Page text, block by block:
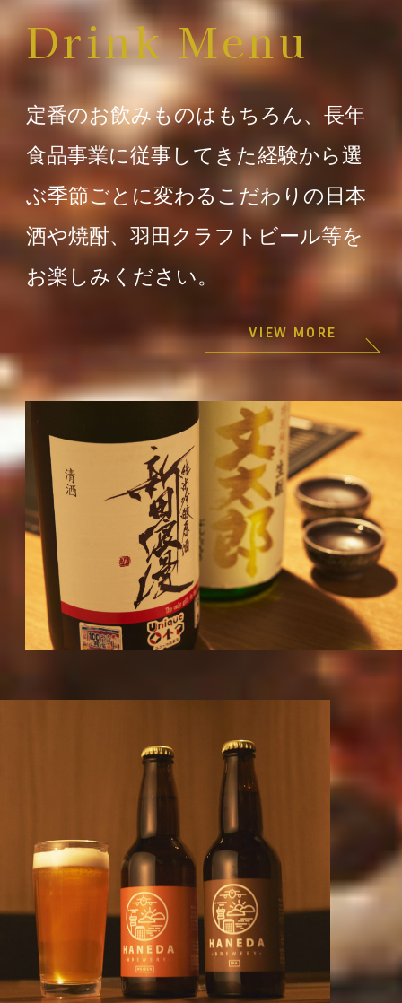
Drink Menu
定番のお飲みものはもちろん、長年
食品事業に従事してきた経験から選
ぶ季節ごとに変わるこだわりの日本
酒や焼酎、羽田クラフトビール等を
お楽しみください。
VIEW MORE